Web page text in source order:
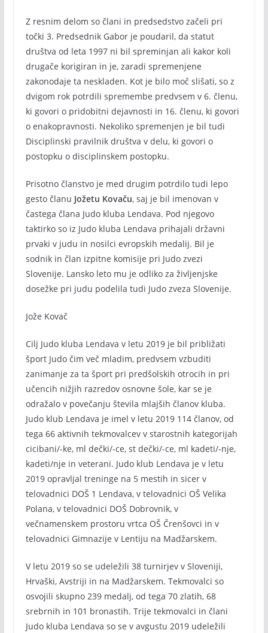
Z resnim delom so člani in predsedstvo začeli pri
točki 3. Predsednik Gabor je poudaril, da statut
društva od leta 1997 ni bil spreminjan ali kakor koli
drugače korigiran in je, zaradi spremenjene
zakonodaje ta neskladen. Kot je bilo moč slišati, so z
dvigom rok potrdili spremembe predvsem v 6. členu,
ki govori o pridobitni dejavnosti in 16. členu, ki govori
o enakopravnosti. Nekoliko spremenjen je bil tudi
Disciplinski pravilnik društva v delu, ki govori o
postopku o disciplinskem postopku.
Prisotno članstvo je med drugim potrdilo tudi lepo
gesto članu Jožetu Kovaču, saj je bil imenovan v
častega člana Judo kluba Lendava. Pod njegovo
taktirko so iz Judo kluba Lendava prihajali državni
prvaki v judu in nosilci evropskih medalij. Bil je
sodnik in član izpitne komisije pri Judo zvezi
Slovenije. Lansko leto mu je odliko za življenjske
dosežke pri judu podelila tudi Judo zveza Slovenije.
Jože Kovač
Cilj Judo kluba Lendava v letu 2019 je bil približati
šport Judo čim več mladim, predvsem vzbuditi
zanimanje za ta šport pri predšolskih otrocih in pri
učencih nižjih razredov osnovne šole, kar se je
odražalo v povečanju števila mlajših članov kluba.
Judo klub Lendava je imel v letu 2019 114 članov, od
tega 66 aktivnih tekmovalcev v starostnih kategorijah
cicibani/-ke, ml dečki/-ce, st dečki/-ce, ml kadeti/-nje,
kadeti/nje in veterani. Judo klub Lendava je v letu
2019 opravljal treninge na 5 mestih in sicer v
telovadnici DOŠ 1 Lendava, v telovadnici OŠ Velika
Polana, v telovadnici DOŠ Dobrovnik, v
večnamenskem prostoru vrtca OŠ Črenšovci in v
telovadnici Gimnazije v Lentiju na Madžarskem.
V letu 2019 so se udeležili 38 turnirjev v Sloveniji,
Hrvaški, Avstriji in na Madžarskem. Tekmovalci so
osvojili skupno 239 medalj, od tega 70 zlatih, 68
srebrnih in 101 bronastih. Trije tekmovalci in člani
Judo kluba Lendava so se v avgustu 2019 udeležili